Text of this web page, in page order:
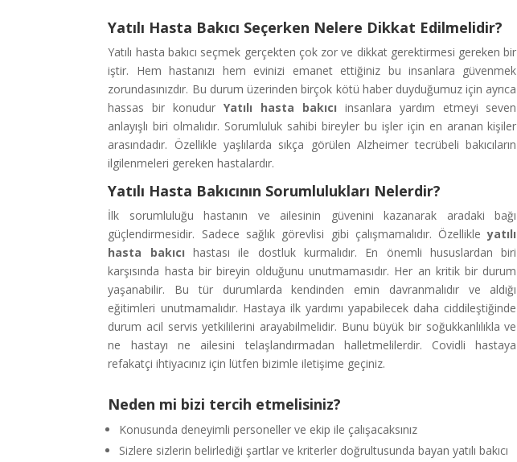
Yatılı Hasta Bakıcı Seçerken Nelere Dikkat Edilmelidir?
Yatılı hasta bakıcı seçmek gerçekten çok zor ve dikkat gerektirmesi gereken bir
iştir. Hem hastanızı hem evinizi emanet ettiğiniz bu insanlara güvenmek
zorundasınızdır. Bu durum üzerinden birçok kötü haber duyduğumuz için ayrıca
hassas bir konudur Yatılı hasta bakıcı insanlara yardım etmeyi seven
anlayışlı biri olmalıdır. Sorumluluk sahibi bireyler bu işler için en aranan kişiler
arasındadır. Özellikle yaşlılarda sıkça görülen Alzheimer tecrübeli bakıcıların
ilgilenmeleri gereken hastalardır.
Yatılı Hasta Bakıcının Sorumlulukları Nelerdir?
İlk sorumluluğu hastanın ve ailesinin güvenini kazanarak aradaki bağı
güçlendirmesidir. Sadece sağlık görevlisi gibi çalışmamalıdır. Özellikle yatılı
hasta bakıcı hastası ile dostluk kurmalıdır. En önemli hususlardan biri
karşısında hasta bir bireyin olduğunu unutmamasıdır. Her an kritik bir durum
yaşanabilir. Bu tür durumlarda kendinden emin davranmalıdır ve aldığı
eğitimleri unutmamalıdır. Hastaya ilk yardımı yapabilecek daha ciddileştiğinde
durum acil servis yetkililerini arayabilmelidir. Bunu büyük bir soğukkanlılıkla ve
ne hastayı ne ailesini telaşlandırmadan halletmelilerdir.
Covidli hastaya
refakatçi ihtiyacınız için lütfen bizimle iletişime geçiniz.
Neden mi bizi tercih etmelisiniz?
Konusunda deneyimli personeller ve ekip ile çalışacaksınız
Sizlere sizlerin belirlediği şartlar ve kriterler doğrultusunda bayan yatılı bakıcı